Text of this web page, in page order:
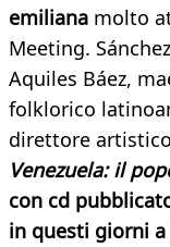
emiliana molto
Meeting.
Aquiles Báez,
folklorico
direttore
Venezuela: il
con cd
in questi giorni